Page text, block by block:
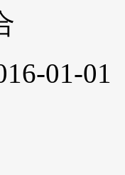
01-01